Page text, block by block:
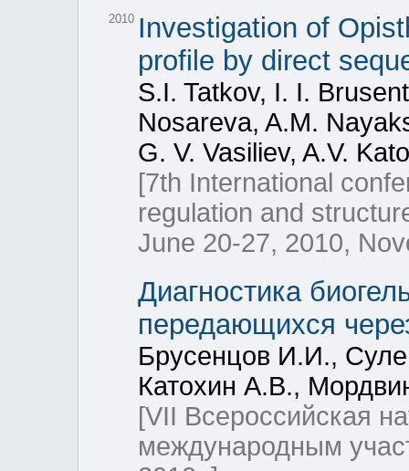
2010 Investigation of
profile by direct
S.I. Tatkov, I. I.
Nosareva, A.M.
G. V. Vasiliev, A.V.
[7th International
regulation and
June 20-27, 2010,
Диагностика
передающихся
Брусенцов И.И.,
Катохин А.В.,
[VII Всероссийская
международным